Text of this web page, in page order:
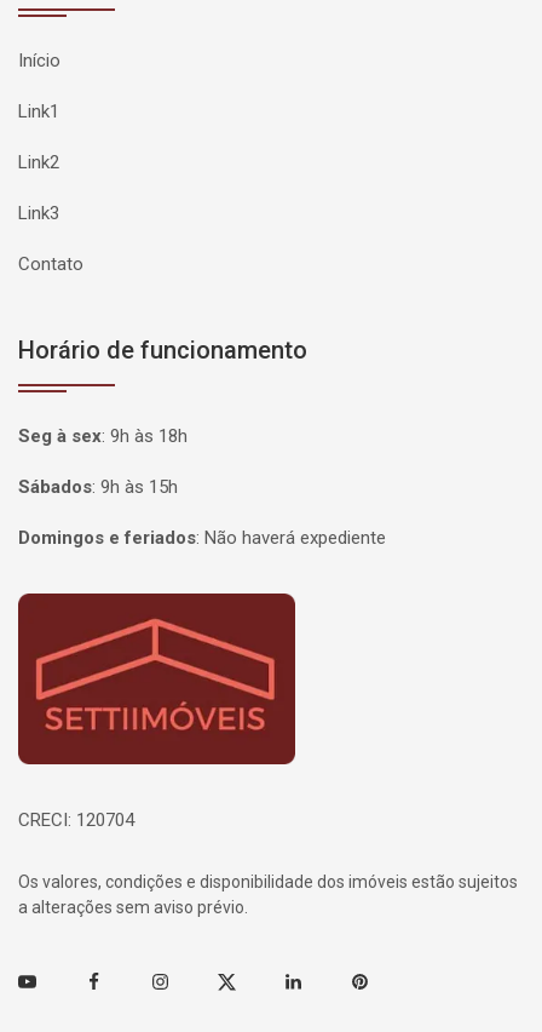
Início
Link1
Link2
Link3
Contato
Horário de funcionamento
Seg à sex: 9h às 18h
Sábados: 9h às 15h
Domingos e feriados: Não haverá expediente
Página inicial
CRECI: 120704
Os valores, condições e disponibilidade dos imóveis estão sujeitos
a alterações sem aviso prévio.
Youtube FacebookInstagramTwitter Linkedin Pinterest